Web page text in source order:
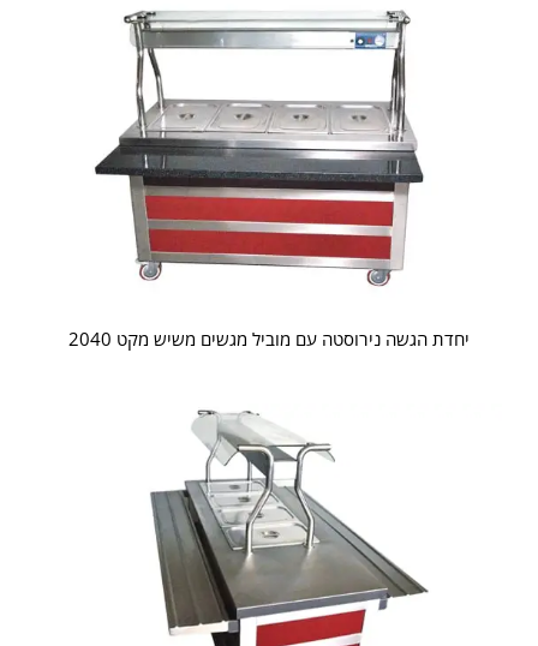
יחדת הגשה נירוסטה עם מוביל מגשים משיש מקט 2040